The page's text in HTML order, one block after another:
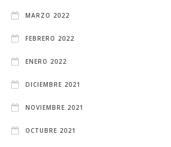
MARZO 2022
FEBRERO 2022
ENERO 2022
DICIEMBRE 2021
NOVIEMBRE 2021
OCTUBRE 2021